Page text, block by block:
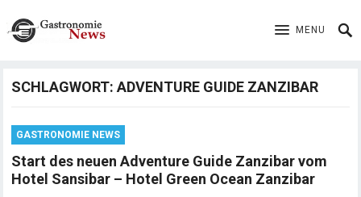
MENU
SCHLAGWORT:ADVENTURE GUIDE ZANZIBAR
GASTRONOMIE NEWS
Start des neuen Adventure Guide Zanzibar vom
Hotel Sansibar – Hotel Green Ocean Zanzibar